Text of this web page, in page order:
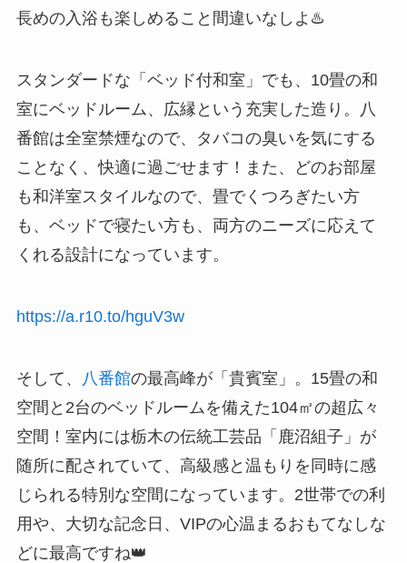
長めの入浴も楽しめること間違いなしよ♨️
スタンダードな「ベッド付和室」でも、10畳の和
室にベッドルーム、広縁という充実した造り。八
番館は全室禁煙なので、タバコの臭いを気にする
ことなく、快適に過ごせます！また、どのお部屋
も和洋室スタイルなので、畳でくつろぎたい方
も、ベッドで寝たい方も、両方のニーズに応えて
くれる設計になっています。
https://a.r10.to/hguV3w
そして、 八番館の最高峰が「貴賓室」。15畳の和
空間と2台のベッドルームを備えた104㎡の超広々
空間！室内には栃木の伝統工芸品「鹿沼組子」が
随所に配されていて、高級感と温もりを同時に感
じられる特別な空間になっています。2世帯での利
用や、大切な記念日、VIPの心温まるおもてなしな
どに最高ですね👑